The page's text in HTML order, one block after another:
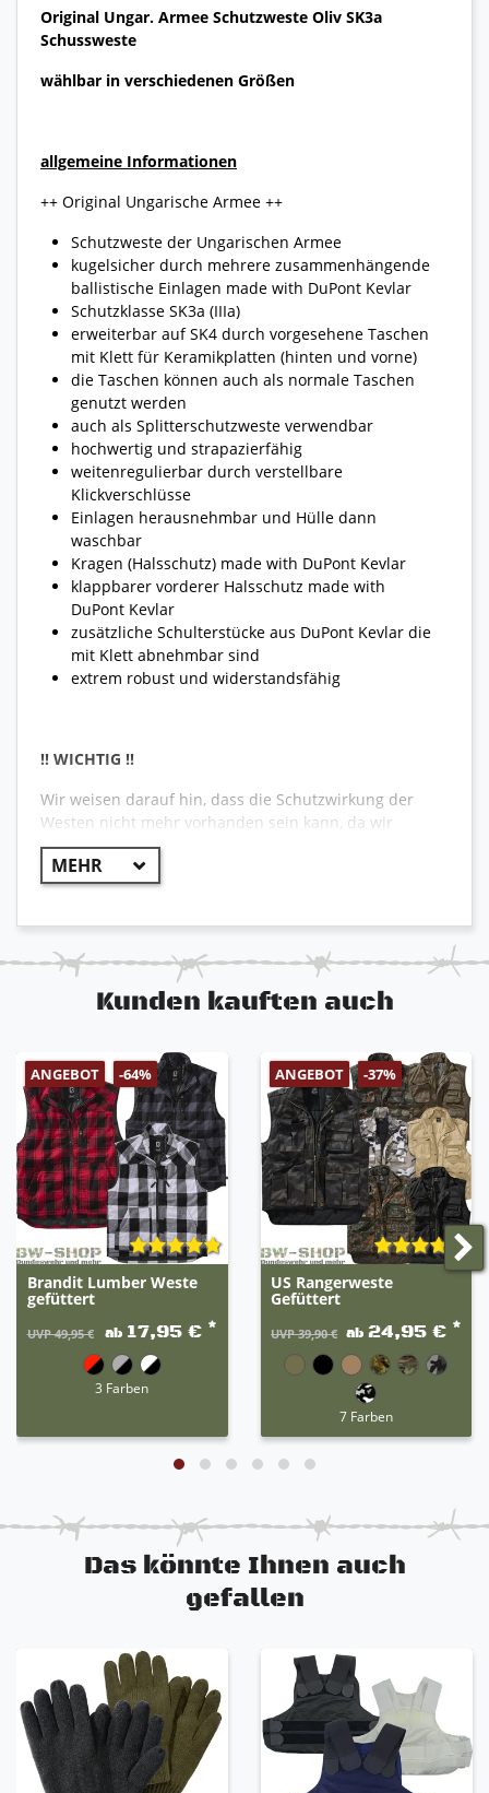
Original Ungar. Armee Schutzweste Oliv SK3a
Schussweste
wählbar in verschiedenen Größen
allgemeine Informationen
++ Original Ungarische Armee ++
Schutzweste der Ungarischen Armee
kugelsicher durch mehrere zusammenhängende
ballistische Einlagen made with DuPont Kevlar
Schutzklasse SK3a (IIIa)
erweiterbar auf SK4 durch vorgesehene Taschen
mit Klett für Keramikplatten (hinten und vorne)
die Taschen können auch als normale Taschen
genutzt werden
auch als Splitterschutzweste verwendbar
hochwertig und strapazierfähig
weitenregulierbar durch verstellbare
Klickverschlüsse
Einlagen herausnehmbar und Hülle dann
waschbar
Kragen (Halsschutz) made with DuPont Kevlar
klappbarer vorderer Halsschutz made with
DuPont Kevlar
zusätzliche Schulterstücke aus DuPont Kevlar die
mit Klett abnehmbar sind
extrem robust und widerstandsfähig
!! WICHTIG !!
Wir weisen darauf hin, dass die Schutzwirkung der
Westen nicht mehr vorhanden sein kann, da wir
diese nicht prüfen und teilweise mehrere Jahre bei
der Armee gelagert worden sind. Daher ist der
Verkauf nur als Deko.
Kunden kauften auch
ANGEBOT -64%
Brandit Lumber Weste
gefüttert
UVP 49,95 € ab 17,95 € *
3 Farben
ANGEBOT -37%
US Rangerweste
Gefüttert
UVP 39,90 € ab 24,95 € *
7 Farben
Das könnte Ihnen auch
gefallen